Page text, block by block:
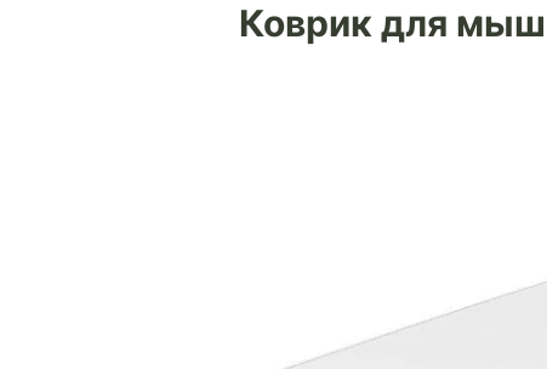
Коврик для